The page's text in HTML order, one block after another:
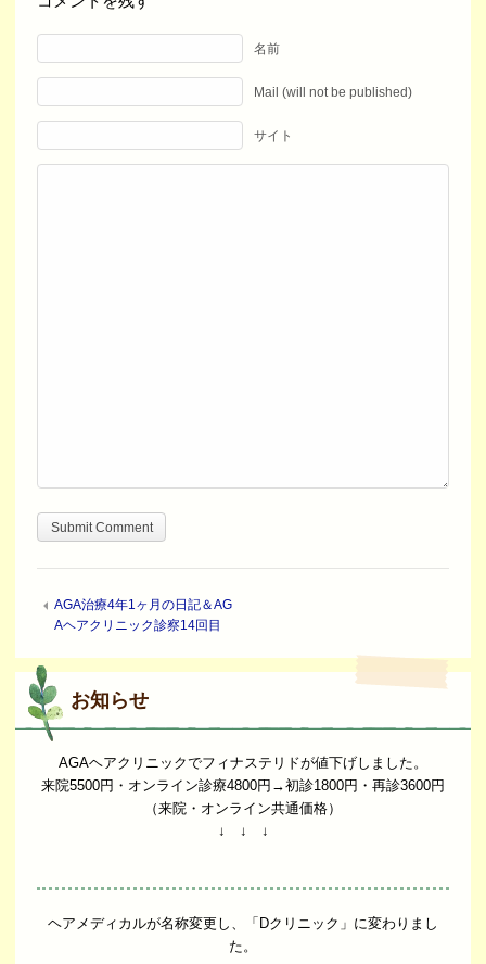
名前
Mail (will not be published)
サイト
AGA治療4年1ヶ月の日記＆AG
Aヘアクリニック診察14回目
お知らせ
AGAヘアクリニックでフィナステリドが値下げしました。
来院5500円・オンライン診療4800円→初診1800円・再診3600円
（来院・オンライン共通価格）
↓ ↓ ↓
ヘアメディカルが名称変更し、「Dクリニック」に変わりまし
た。